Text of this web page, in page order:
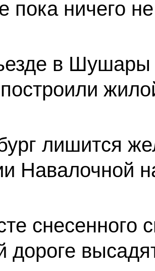
пока ничего
в Шушары
лишится
Навалочной
снесенного